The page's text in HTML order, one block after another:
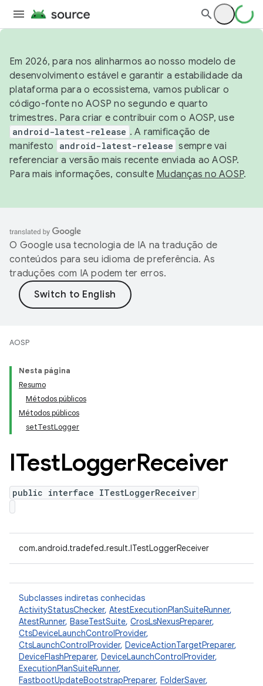
Em 2026, para nos alinharmos ao nosso modelo de
desenvolvimento estável e garantir a estabilidade da
plataforma para o ecossistema, vamos publicar o
código-fonte no AOSP no segundo e quarto
trimestres. Para criar e contribuir com o AOSP, use
android-latest-release . A ramificação de
manifesto
android-latest-release sempre vai
referenciar a versão mais recente enviada ao AOSP.
Para mais informações, consulte Mudanças no AOSP.
O Google usa tecnologia de IA na tradução de
conteúdos para seu idioma de preferência. As
traduções com IA podem ter erros.
AOSP
Nesta página
Resumo
Métodos públicos
Métodos públicos
setTestLogger
ITestLoggerReceiver
public interface ITestLoggerReceiver
com.android.tradefed.result.ITestLoggerReceiver
Subclasses indiretas conhecidas
ActivityStatusChecker, AtestExecutionPlanSuiteRunner,
AtestRunner, BaseTestSuite, CrosLsNexusPreparer,
CtsDeviceLaunchControlProvider,
CtsLaunchControlProvider, DeviceActionTargetPreparer,
DeviceFlashPreparer, DeviceLaunchControlProvider,
ExecutionPlanSuiteRunner,
FastbootUpdateBootstrapPreparer, FolderSaver,